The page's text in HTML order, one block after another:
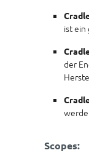
ist
der
Scopes: